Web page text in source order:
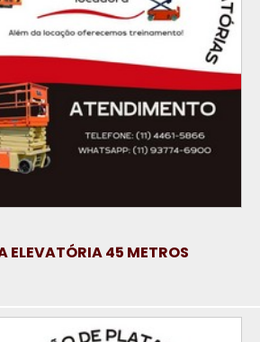
elevatória valor
preço
tesoura
de plataforma articulada
ELEVATÓRIA 45 METROS